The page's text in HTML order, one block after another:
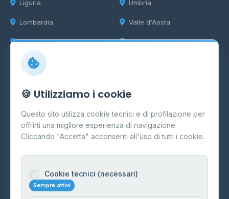
Liguria
Lombardia
Marche
Umbria
Valle d'Aosta
Veneto
Info
Cos'è il GPL
FAQ
Contatti
Informazioni legali
🍪 Utilizziamo i cookie
Questo sito utilizza cookie tecnici e di profilazione per
offrirti una migliore esperienza di navigazione.
Cliccando "Accetta" acconsenti all'uso di tutti i cookie.
Cookie tecnici (necessari)
Sempre attivi